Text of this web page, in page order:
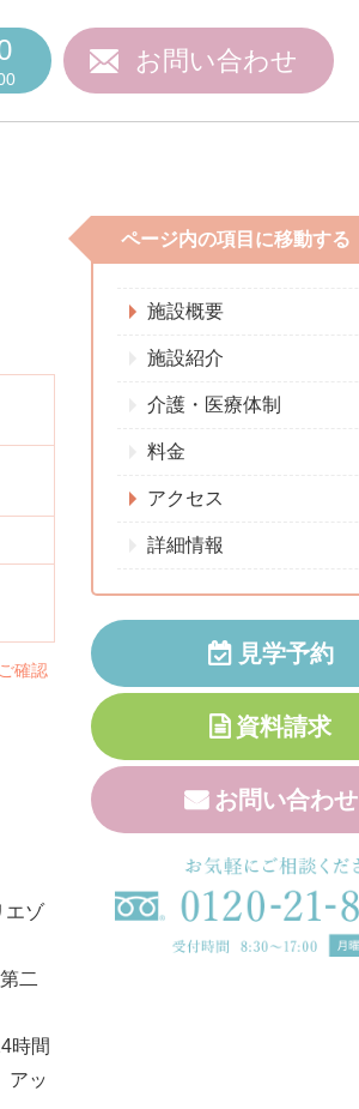
お問い合わせ
費用について
問 スタッフ紹介
施設関係者の方へ
確認
エゾ
二
時間
アッ
ページ内の項目に移動する
施設概要
施設紹介
介護・医療体制
料金
アクセス
詳細情報
見学予約
資料請求
お問い合わせ